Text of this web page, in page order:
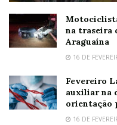
na traseira
Araguaína
16 DE
Fevereiro
auxiliar na
orientação
16 DE